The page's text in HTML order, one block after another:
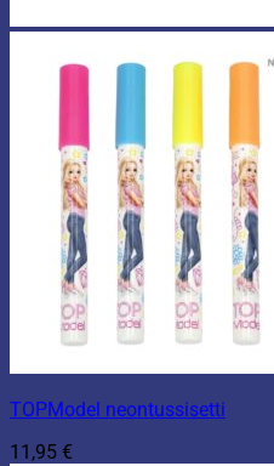
TOPModel neontussisetti
11,95 €